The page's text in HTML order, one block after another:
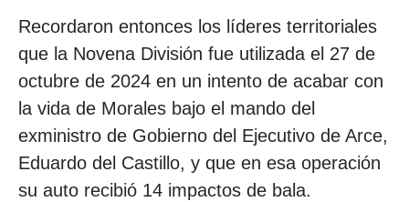
Recordaron entonces los líderes territoriales
que la Novena División fue utilizada el 27 de
octubre de 2024 en un intento de acabar con
la vida de Morales bajo el mando del
exministro de Gobierno del Ejecutivo de Arce,
Eduardo del Castillo, y que en esa operación
su auto recibió 14 impactos de bala.